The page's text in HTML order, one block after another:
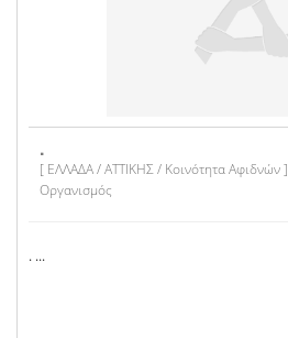
.
[ ΕΛΛΑΔΑ / ΑΤΤΙΚΗΣ / Κοινότητα Αφιδνών ]
Οργανισμός
. ...